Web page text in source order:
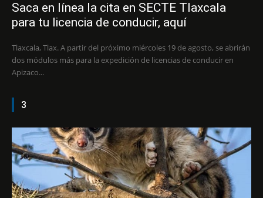
Saca en línea la cita en SECTE Tlaxcala
para tu licencia de conducir, aquí
Tlaxcala, Tlax. A partir del próximo miércoles 19 de agosto, se abrirán
dos módulos más para la expedición de licencias de conducir en
Apizaco...
3